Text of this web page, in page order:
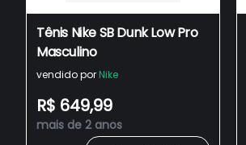
Tênis Nike SB Dunk Low Pro
Masculino
vendido por Nike
R$ 649,99
mais de 2 anos